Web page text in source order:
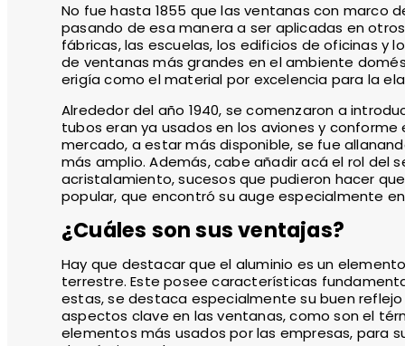
No fue hasta 1855 que las ventanas con marco
pasando de esa manera a ser aplicadas en
fábricas, las escuelas, los edificios de oficinas y
de ventanas más grandes en el ambiente
erigía como el material por excelencia para la
Alrededor del año 1940, se comenzaron a
tubos eran ya usados en los aviones y
mercado, a estar más disponible, se fue
más amplio. Además, cabe añadir acá el rol del
acristalamiento, sucesos que pudieron hacer
popular, que encontró su auge especialmente
¿Cuáles son sus ventajas?
Hay que destacar que el aluminio es un
terrestre. Este posee características
estas, se destaca especialmente su buen
aspectos clave en las ventanas, como son el
elementos más usados por las empresas, para